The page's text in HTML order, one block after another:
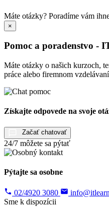
Máte otázky? Poradíme vám
×
Pomoc a poradenstvo -
Máte otázky o našich kurzoch,
práce alebo firemnom
Získajte odpovede na svoje
Začať chatovať
24/7 môžete sa pýtať
Pýtajte sa osobne
02/4920 3080
Sme k dispozícii